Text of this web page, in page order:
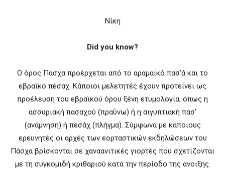
Νίκη
Did you know?
O όρος Πάσχα προέρχεται από το αραμαϊκό πασ’ά και το
εβραϊκό πέσαχ. Κάποιοι μελετητές έχουν προτείνει ως
προέλευση του εβραϊκού όρου ξένη ετυμολογία, όπως η
ασσυριακή πασαχού (πραΰνω) ή η αιγυπτιακή πασ’
(ανάμνηση) ή πεσάχ (πλήγμα). Σύμφωνα με κάποιους
ερευνητές οι αρχές των εορταστικών εκδηλώσεων του
Πάσχα βρίσκονται σε χαναανιτικές γιορτές που σχετίζονται
με τη συγκομιδή κριθαριού κατά την περίοδο της άνοιξης.